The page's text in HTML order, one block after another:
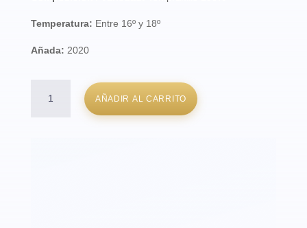
Temperatura: Entre 16º y 18º
Añada: 2020
Chico
AÑADIR AL CARRITO